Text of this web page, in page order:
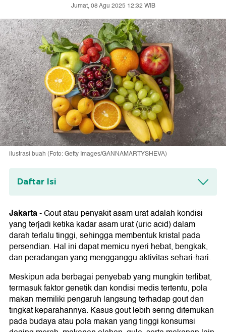
Jumat, 08 Agu 2025 12:32 WIB
ilustrasi buah (Foto: Getty Images/GANNAMARTYSHEVA)
Daftar Isi
Buah yang Aman Dikonsumsi
1. Buah Citrus
2. Alpukat
3. Ceri
Buah yang Sebaiknya Dihindari
1. Kismis
3. Sawo
Jakarta-Gout atau penyakit asam urat adalah kondisi
yang terjadi ketika kadar asam urat (uric acid) dalam
darah terlalu tinggi, sehingga membentuk kristal pada
persendian. Hal ini dapat memicu nyeri hebat, bengkak,
dan peradangan yang mengganggu aktivitas sehari-hari.
Meskipun ada berbagai penyebab yang mungkin terlibat,
termasuk faktor genetik dan kondisi medis tertentu, pola
makan memiliki pengaruh langsung terhadap gout dan
tingkat keparahannya. Kasus gout lebih sering ditemukan
pada budaya atau pola makan yang tinggi konsumsi